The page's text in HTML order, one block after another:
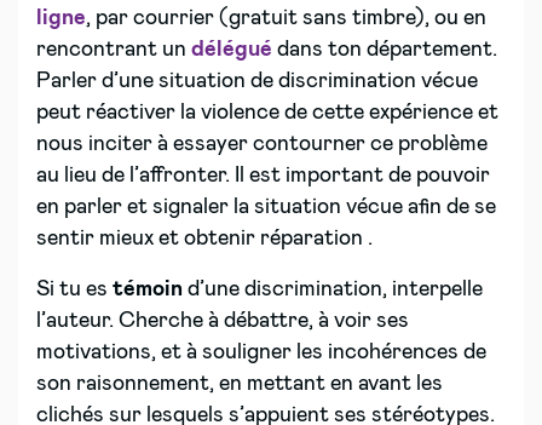
ligne, par courrier (gratuit sans timbre), ou en
rencontrant un délégué dans ton département.
Parler d’une situation de discrimination vécue
peut réactiver la violence de cette expérience et
nous inciter à essayer contourner ce problème
au lieu de l’affronter. Il est important de pouvoir
en parler et signaler la situation vécue afin de se
sentir mieux et obtenir réparation .
Si tu es témoin d’une discrimination, interpelle
l’auteur. Cherche à débattre, à voir ses
motivations, et à souligner les incohérences de
son raisonnement, en mettant en avant les
clichés sur lesquels s’appuient ses stéréotypes.